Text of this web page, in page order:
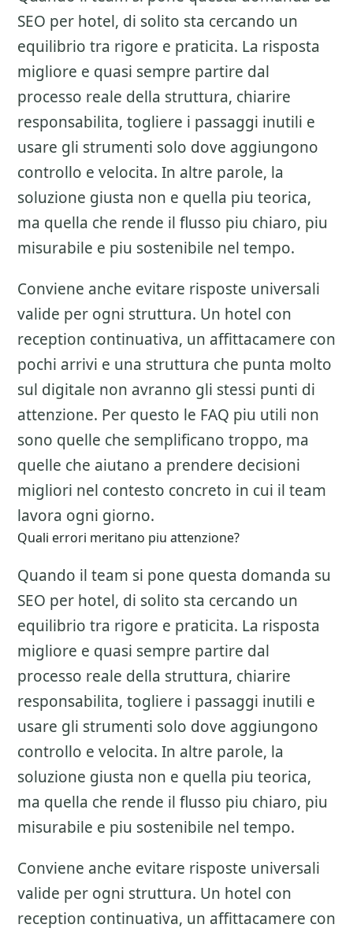
SEO per hotel, di solito sta cercando un
equilibrio tra rigore e praticita. La risposta
migliore e quasi sempre partire dal
processo reale della struttura, chiarire
responsabilita, togliere i passaggi inutili e
usare gli strumenti solo dove aggiungono
controllo e velocita. In altre parole, la
soluzione giusta non e quella piu teorica,
ma quella che rende il flusso piu chiaro, piu
misurabile e piu sostenibile nel tempo.
Conviene anche evitare risposte universali
valide per ogni struttura. Un hotel con
reception continuativa, un affittacamere con
pochi arrivi e una struttura che punta molto
sul digitale non avranno gli stessi punti di
attenzione. Per questo le FAQ piu utili non
sono quelle che semplificano troppo, ma
quelle che aiutano a prendere decisioni
migliori nel contesto concreto in cui il team
lavora ogni giorno.
Quali errori meritano piu attenzione?
Quando il team si pone questa domanda su
SEO per hotel, di solito sta cercando un
equilibrio tra rigore e praticita. La risposta
migliore e quasi sempre partire dal
processo reale della struttura, chiarire
responsabilita, togliere i passaggi inutili e
usare gli strumenti solo dove aggiungono
controllo e velocita. In altre parole, la
soluzione giusta non e quella piu teorica,
ma quella che rende il flusso piu chiaro, piu
misurabile e piu sostenibile nel tempo.
Conviene anche evitare risposte universali
valide per ogni struttura. Un hotel con
reception continuativa, un affittacamere con